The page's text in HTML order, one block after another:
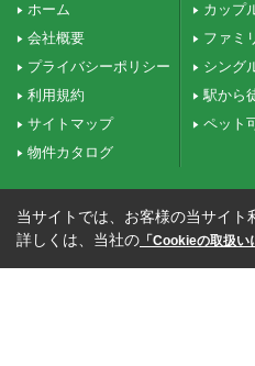
ホーム
会社概要
プライバシーポリシー
利用規約
サイトマップ
物件カタログ
カップ
ファミ
シング
駅から
ペット
当サイトでは、お客様の当サイ
詳しくは、当社の 「Cookieの取扱い